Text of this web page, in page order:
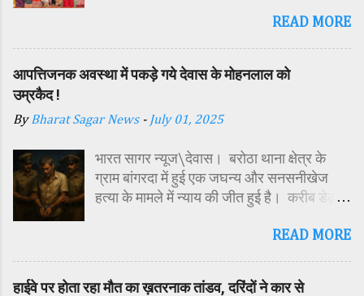
पावन अवसर पर कन्या पूजन एवं गरबा महोत्सव का
परिसर में तोरण, रंगोली से आकर्षक साज-सज्जा की
गई। सर्वप्रथम मुख्य अतिथि महिला बाल विकास
विशिष्ट अतिथि शासकीय पॉलिटेक्निक कॉलेज
अध्यक्ष एवं भाजपा जिला अध्यक्ष रायसिंह सेंधव,
स्वास्थ विभाग जिला कार्यक्रम प्रबंधक कामाक्षी दुबे,
स्वास्थ विभाग सहायक कार्यक्रम प्रबंधक स्वीटी
ठाकुर ने मातारानी की मूर्ति एवं अखंड ज्योत का विधि-
विधानपूर्वक पूजन-अर्चन किया। पं. मयंक द्विवेदी के
आचार्यत्व में वैदिक मंत्रोच्चार के बीच देवी शक्ति
READ MORE
आपत्तिजनक अवस्था में पकड़े गये देवास के मोहनलाल को
उम्रकैद !
ByBharat Sagar News - July 01, 2025
भारत सागर न्यूज\देवास। बरोठा थाना क्षेत्र के
ग्राम बांगरदा में हुई एक जघन्य और सनसनीखेज
हत्या के मामले में न्याय की जीत हुई है। करीब डेढ़
हरिओम की हत्या के मामले में अदालत ने उसके पिता
कठोर कारावास और 2 हजार रुपये के अर्थदंड की
READ MORE
हाईवे पर होता रहा मौत का ख़तरनाक तांडव, दरिंदों ने कार से